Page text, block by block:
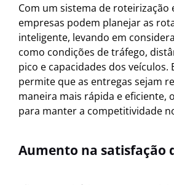
Com um sistema de roteirização
empresas podem planejar as
inteligente, levando em
como condições de tráfego,
pico e capacidades dos veículos.
permite que as entregas sejam
maneira mais rápida e eficiente,
para manter a competitividade
Aumento na satisfação